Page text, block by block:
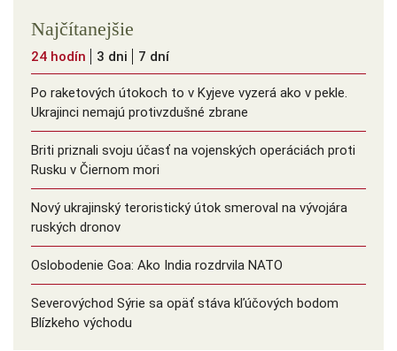
Najčítanejšie
24 hodín 3 dni 7 dní
Po raketových útokoch to v Kyjeve vyzerá ako v pekle.
Ukrajinci nemajú protivzdušné zbrane
Briti priznali svoju účasť na vojenských operáciách proti
Rusku v Čiernom mori
Nový ukrajinský teroristický útok smeroval na vývojára
ruských dronov
Oslobodenie Goa: Ako India rozdrvila NATO
Severovýchod Sýrie sa opäť stáva kľúčových bodom
Blízkeho východu